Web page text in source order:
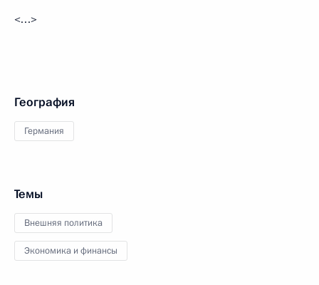
<…>
География
Германия
Темы
Внешняя политика
Экономика и финансы